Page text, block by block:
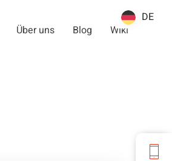
Über uns Blog Wiki
DE
DE